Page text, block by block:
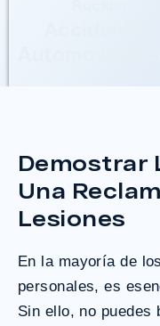
Demostrar
Una
Lesiones
En la mayoría de
personales, es
Sin ello, no puedes